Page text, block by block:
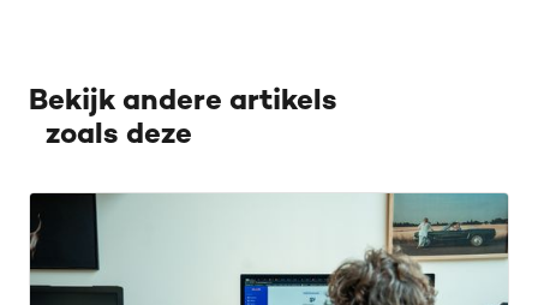
Bekijk andere artikels
zoals deze